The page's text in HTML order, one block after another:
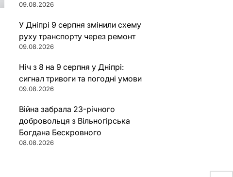
09.08.2026
У Дніпрі 9 серпня змінили схему
руху транспорту через ремонт
09.08.2026
Ніч з 8 на 9 серпня у Дніпрі:
сигнал тривоги та погодні умови
09.08.2026
Війна забрала 23-річного
добровольця з Вільногірська
Богдана Бескровного
08.08.2026